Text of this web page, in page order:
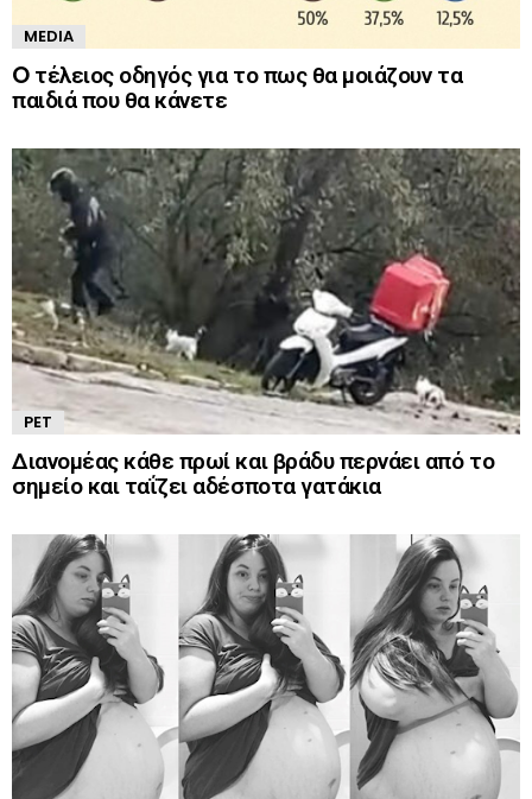
MEDIA
O τέλειος οδηγός για το πως θα μοιάζουν τα
παιδιά που θα κάνετε
PET
Διανομέας κάθε πρωί και βράδυ περνάει από το
σημείο και ταΐζει αδέσποτα γατάκια